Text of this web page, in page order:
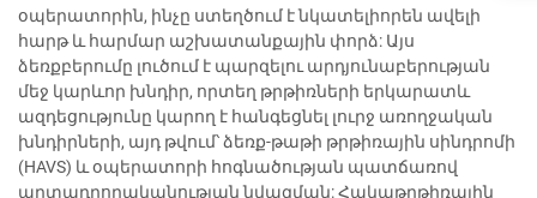
օպերատորին, ինչը ստեղծում է նկատելիորեն ավելի
հարթ և հարմար աշխատանքային փորձ: Այս
ձեռքբերումը լուծում է պարզելու արդյունաբերության
մեջ կարևոր խնդիր, որտեղ թրթիռների երկարատև
ազդեցությունը կարող է հանգեցնել լուրջ առողջական
խնդիրների, այդ թվում՝ ձեռք-թաթի թրթիռային սինդրոմի
(HAVS) և օպերատորի հոգնածության պատճառով
արտադրողականության նվազման: Հակաթրթիռային